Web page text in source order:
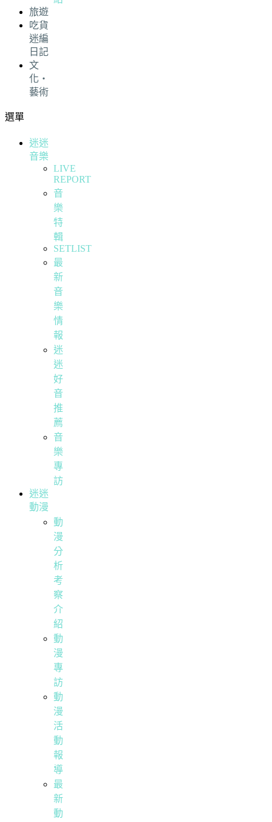
旅遊
吃貨
迷編
日記
文
化・
藝術
選單
迷迷
音樂
LIVE
REPORT
音
樂
特
輯
SETLIST
最
新
音
樂
情
報
迷
迷
好
音
推
薦
音
樂
專
訪
迷迷
動漫
動
漫
分
析
考
察
介
紹
動
漫
專
訪
動
漫
活
動
報
導
最
新
動